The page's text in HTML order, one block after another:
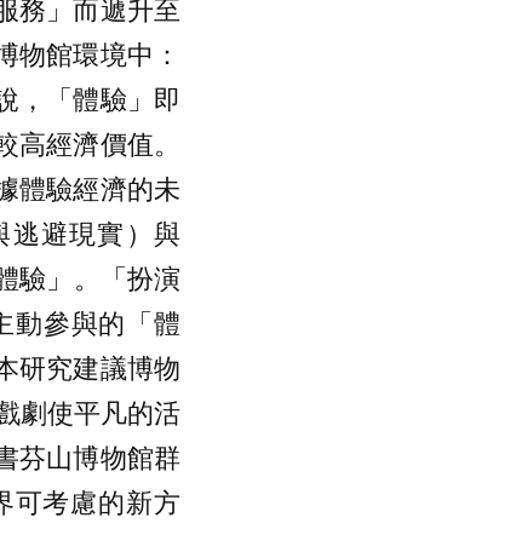
務」而遞升至
館環境中：
，「體驗」即
經濟價值。
體驗經濟的未
逃避現實）與
驗」。「扮演
動參與的「體
研究建議博物
劇使平凡的活
芬山博物館群
可考慮的新方